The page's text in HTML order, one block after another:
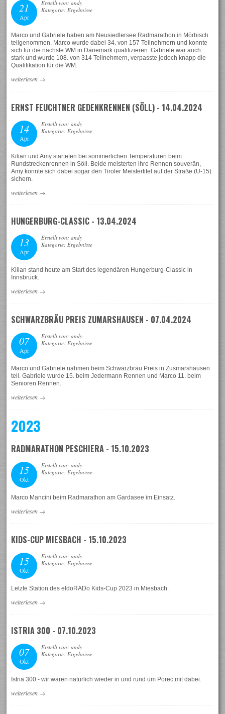
21
Apr
Erstellt von: andy
Kategorie: Ergebnisse
Marco und Gabriele haben am Neusiedlersee Radmarathon in Mörbisch
teilgenommen. Marco wurde dabei 34. von 157 Teilnehmern und konnte
sich für die nächste WM in Dänemark qualifizieren. Gabriele war auch
stark und wurde 108. von 314 Teilnehmern, verpasste jedoch knapp die
Qualifikation für die WM.
weiterlesen →
ERNST FEUCHTNER GEDENKRENNEN (SÖLL) - 14.04.2024
14
Apr
Erstellt von: andy
Kategorie: Ergebnisse
Kilian und Amy starteten bei sommerlichen Temperaturen beim
Rundstreckenrennen in Söll. Beide meisterten ihre Rennen souverän,
Amy konnte sich dabei sogar den Tiroler Meistertitel auf der Straße (U-15)
sichern.
weiterlesen →
HUNGERBURG-CLASSIC - 13.04.2024
13
Apr
Erstellt von: andy
Kategorie: Ergebnisse
Kilian stand heute am Start des legendären Hungerburg-Classic in
Innsbruck.
weiterlesen →
SCHWARZBRÄU PREIS ZUMARSHAUSEN - 07.04.2024
07
Apr
Erstellt von: andy
Kategorie: Ergebnisse
Marco und Gabriele nahmen beim Schwarzbräu Preis in Zusmarshausen
teil. Gabriele wurde 15. beim Jedermann Rennen und Marco 11. beim
Senioren Rennen.
weiterlesen →
2023
RADMARATHON PESCHIERA - 15.10.2023
15
Okt
Erstellt von: andy
Kategorie: Ergebnisse
Marco Mancini beim Radmarathon am Gardasee im Einsatz.
weiterlesen →
KIDS-CUP MIESBACH - 15.10.2023
15
Okt
Erstellt von: andy
Kategorie: Ergebnisse
Letzte Station des eldoRADo Kids-Cup 2023 in Miesbach.
weiterlesen →
ISTRIA 300 - 07.10.2023
07
Okt
Erstellt von: andy
Kategorie: Ergebnisse
Istria 300 - wir waren natürlich wieder in und rund um Porec mit dabei.
weiterlesen →